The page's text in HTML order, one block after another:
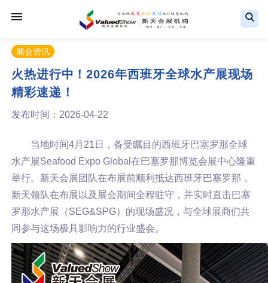
展会资讯
火热进行中！2026年西班牙全球水产展现场
精彩速递！
发布时间：2026-04-22
当地时间4月21日，备受瞩目的西班牙巴塞罗那全球
水产展Seafood Expo Global在巴塞罗那博览会展中心隆重
举行。新天会展团队在布展前顺利抵达西班牙巴塞罗那，
新天领队在布展以及展会期间全程驻守，并实时直击巴塞
罗那水产展（SEG&SPG）的现场盛况，与全球展商们共
同参与这场极具影响力的行业盛会。